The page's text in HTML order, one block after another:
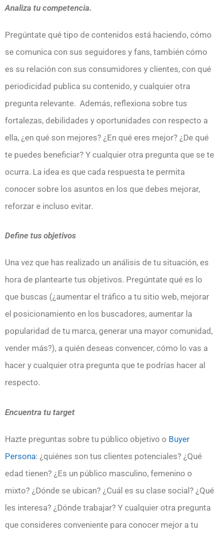
Analiza tu competencia.
Pregúntate qué tipo de contenidos está haciendo, cómo
se comunica con sus seguidores y fans, también cómo
es su relación con sus consumidores y clientes, con qué
periodicidad publica su contenido, y cualquier otra
pregunta relevante. Además, reflexiona sobre tus
fortalezas, debilidades y oportunidades con respecto a
ella, ¿en qué son mejores? ¿En qué eres mejor? ¿De qué
te puedes beneficiar? Y cualquier otra pregunta que se te
ocurra. La idea es que cada respuesta te permita
conocer sobre los asuntos en los que debes mejorar,
reforzar e incluso evitar.
Define tus objetivos
Una vez que has realizado un análisis de tu situación, es
hora de plantearte tus objetivos. Pregúntate qué es lo
que buscas (¿aumentar el tráfico a tu sitio web, mejorar
el posicionamiento en los buscadores, aumentar la
popularidad de tu marca, generar una mayor comunidad,
vender más?), a quién deseas convencer, cómo lo vas a
hacer y cualquier otra pregunta que te podrías hacer al
respecto.
Encuentra tu target
Hazte preguntas sobre tu público objetivo o Buyer
Persona: ¿quiénes son tus clientes potenciales? ¿Qué
edad tienen? ¿Es un público masculino, femenino o
mixto? ¿Dónde se ubican? ¿Cuál es su clase social? ¿Qué
les interesa? ¿Dónde trabajar? Y cualquier otra pregunta
que consideres conveniente para conocer mejor a tu